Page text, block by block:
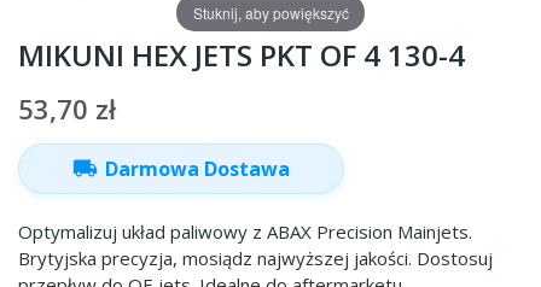
Stuknij, aby powiększyć
MIKUNI HEX JETS PKT OF 4 130-4
53,70 zł
local_shipping Darmowa Dostawa
Optymalizuj układ paliwowy z ABAX Precision Mainjets.
Brytyjska precyzja, mosiądz najwyższej jakości. Dostosuj